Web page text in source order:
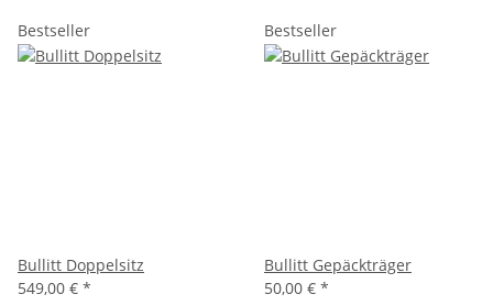
Bestseller
Bullitt Doppelsitz
549,00 € *
Bestseller
Bullitt Gepäckträger
50,00 € *